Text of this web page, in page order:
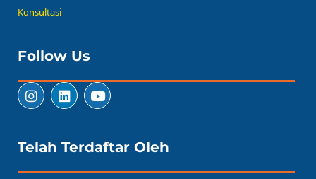
Konsultasi
Follow Us
Telah Terdaftar Oleh